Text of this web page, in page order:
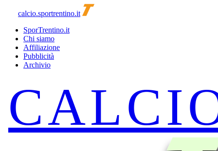
calcio.sportrentino.it
SporTrentino.it
Chi siamo
Affiliazione
Pubblicità
Archivio